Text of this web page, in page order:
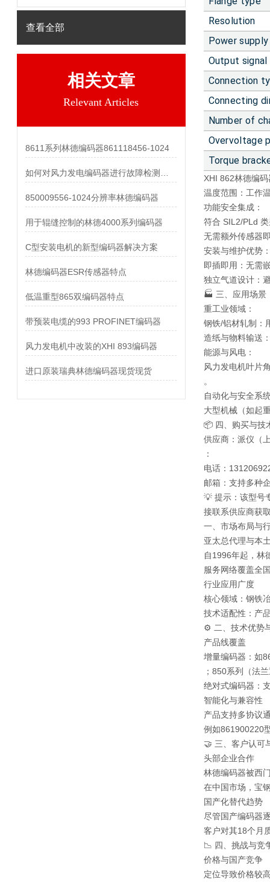
查看全部
相关文章
Relevant Articles
8611系列林德编码器861118456-1024
850009556-1024分辨率林德编码器
用于辊缝控制的林德4000系列编码器
C型安装电机的新型编码器解决方案
林德编码器ESR传感器特点
低温重型865双编码器特点
带预装电缆的993 PROFINET编码器
风力发电机中改装的XHI 893编码器
进口原装瑞典林德编码器现货现货
Resolution
Power supply
Output signal
Connection
Connecting
Number of
Overvoltage
Torque
XHI 862林德编
温度范围：工作
功能安全集成：
符合 SIL2/PLd
无需额外传感器
安装与维护优势
即插即用：无需
独立气道设计：
🏭 三、应用场景
重工业领域：
钢铁/铝材轧制：
造纸与物料输送
能源与风电：
风力发电机叶片
。
自动化与安全系
大型机械（如起
📦 四、购买与技
供应商：派仪（
：
电话：
邮箱：支持多种
💡 提示：该型号
接联系供应商获
一、市场布局与
亚太总代理与本
自1996年起，林
服务网络覆盖全
行业应用广度
核心领域：钢铁
技术适配性：产
⚙️ 二、技术优势
产品线覆盖
增量编码器：如
；850系列（法
绝对式编码器：
智能化与兼容性
产品支持多协议
例如861900220
🤝 三、客户认可
头部企业合作
林德编码器被西
在中国市场，宝
国产化替代趋势
尽管国产编码器
客户对其18个月
📉 四、挑战与竞
价格与国产竞争
定位导致价格较